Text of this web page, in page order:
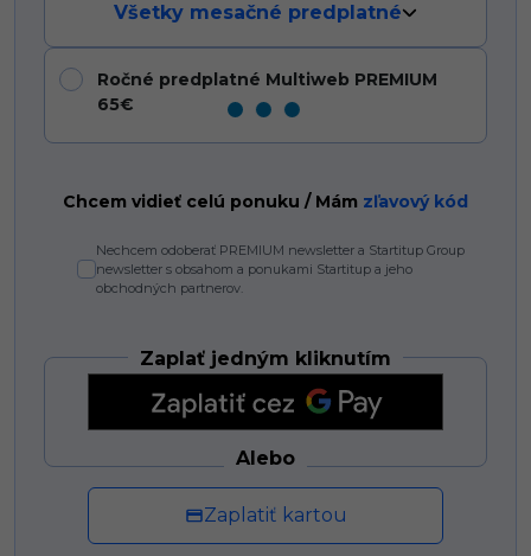
Všetky mesačné predplatné
Ročné predplatné Multiweb PREMIUM
65€
Chcem vidieť celú ponuku / Mám zľavový kód
Nechcem odoberať PREMIUM newsletter a Startitup Group
newsletter s obsahom a ponukami Startitup a jeho
obchodných partnerov.
Zaplať jedným kliknutím
Alebo
Zaplatiť kartou